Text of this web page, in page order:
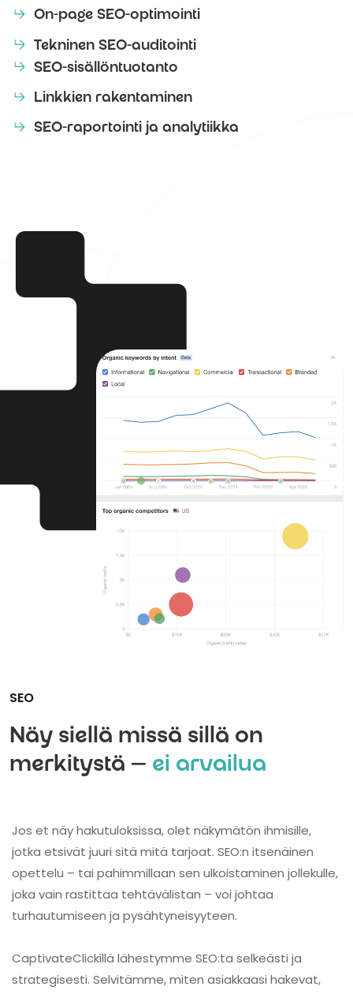
On-page SEO-optimointi
Tekninen SEO-auditointi
SEO-sisällöntuotanto
Linkkien rakentaminen
SEO-raportointi ja analytiikka
SEO
Näy siellä missä sillä on
merkitystä — ei arvailua
Jos et näy hakutuloksissa, olet näkymätön ihmisille,
jotka etsivät juuri sitä mitä tarjoat. SEO:n itsenäinen
opettelu – tai pahimmillaan sen ulkoistaminen jollekulle,
joka vain rastittaa tehtävälistan – voi johtaa
turhautumiseen ja pysähtyneisyyteen.
CaptivateClickillä lähestymme SEO:ta selkeästi ja
strategisesti. Selvitämme, miten asiakkaasi hakevat,